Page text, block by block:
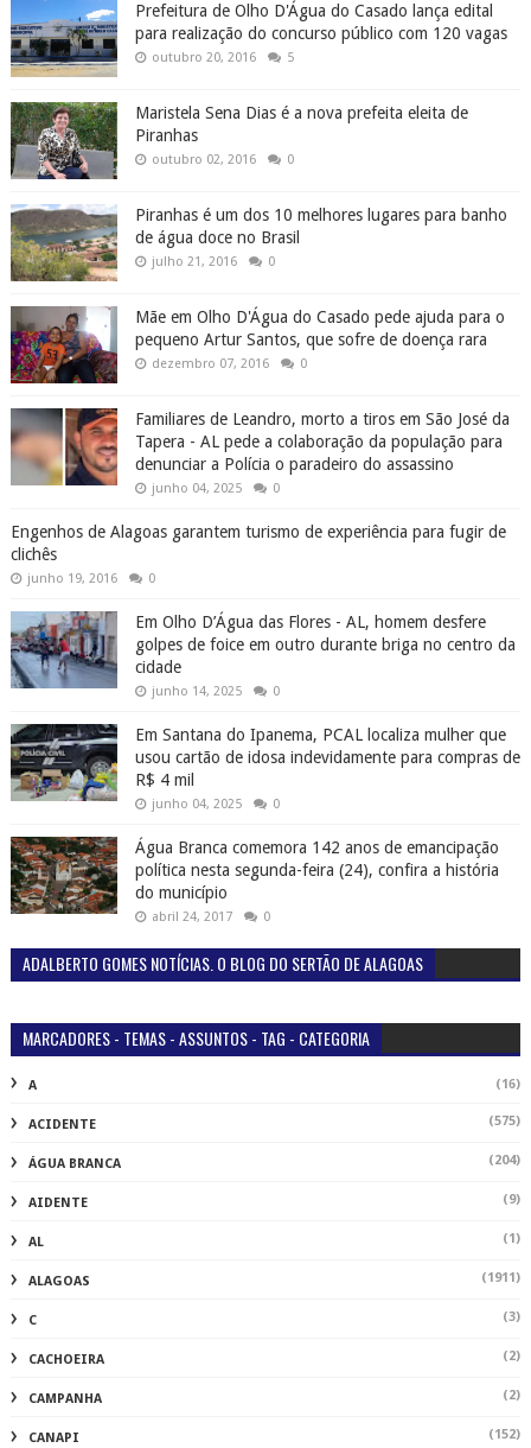
Prefeitura de Olho D'Água do Casado lança edital
para realização do concurso público com 120 vagas
outubro 20, 2016 5
Maristela Sena Dias é a nova prefeita eleita de
Piranhas
outubro 02, 2016 0
Piranhas é um dos 10 melhores lugares para banho
de água doce no Brasil
julho 21, 2016 0
Mãe em Olho D'Água do Casado pede ajuda para o
pequeno Artur Santos, que sofre de doença rara
dezembro 07, 2016 0
Familiares de Leandro, morto a tiros em São José da
Tapera - AL pede a colaboração da população para
denunciar a Polícia o paradeiro do assassino
junho 04, 2025 0
Engenhos de Alagoas garantem turismo de experiência para fugir de
clichês
junho 19, 2016 0
Em Olho D’Água das Flores - AL, homem desfere
golpes de foice em outro durante briga no centro da
cidade
junho 14, 2025 0
Em Santana do Ipanema, PCAL localiza mulher que
usou cartão de idosa indevidamente para compras de
R$ 4 mil
junho 04, 2025 0
Água Branca comemora 142 anos de emancipação
política nesta segunda-feira (24), confira a história
do município
abril 24, 2017 0
ADALBERTO GOMES NOTÍCIAS. O BLOG DO SERTÃO DE ALAGOAS
MARCADORES - TEMAS - ASSUNTOS - TAG - CATEGORIA
A (16)
ACIDENTE (575)
ÁGUA BRANCA (204)
AIDENTE (9)
AL (1)
ALAGOAS (1911)
C (3)
CACHOEIRA (2)
CAMPANHA (2)
CANAPI (152)